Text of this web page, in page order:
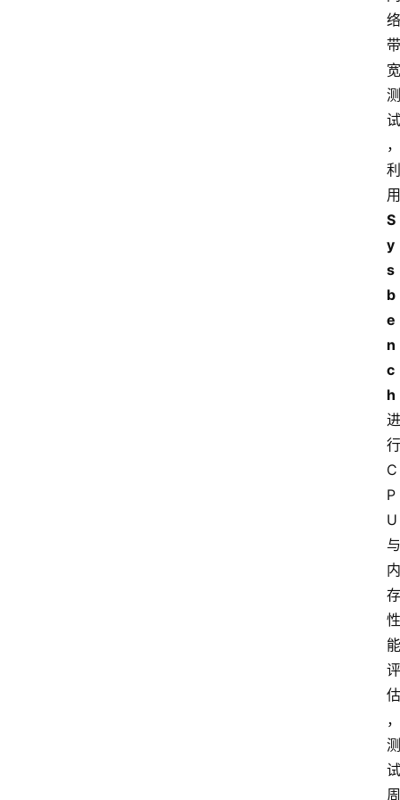
络
带
宽
测
试
，
利
S
y
s
b
e
n
c
h
进
行
C
P
U
与
内
存
性
能
评
估
，
测
试
周